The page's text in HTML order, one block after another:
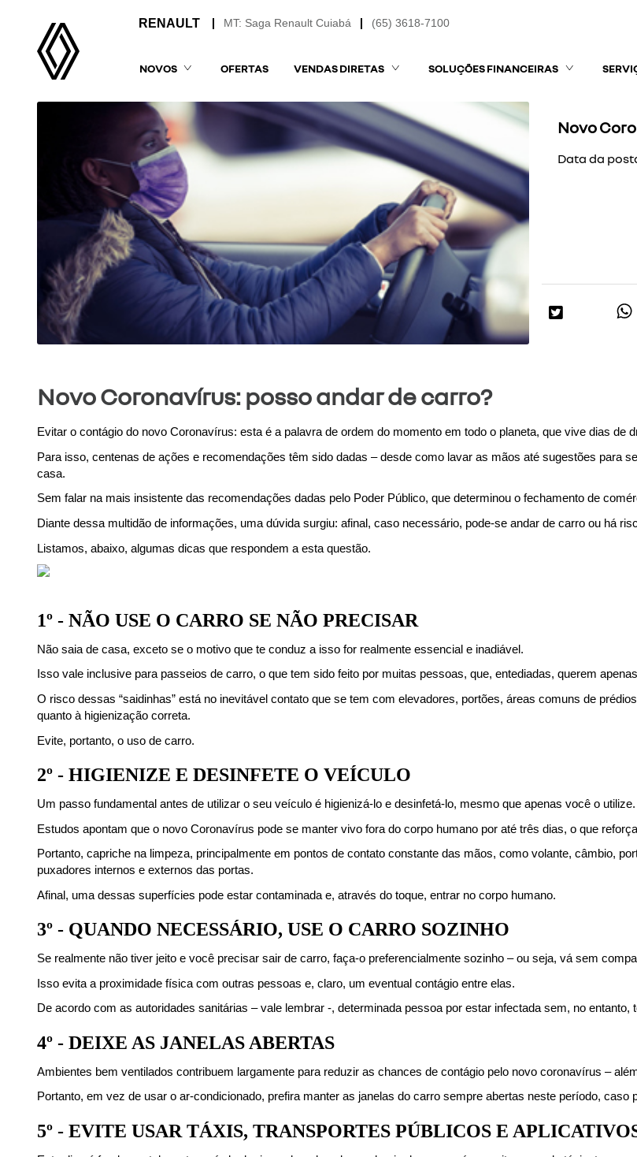
(65) 3618-7100
MT: Saga Renault Cuiabá
NOVOS OFERTAS VENDAS DIRETAS SOLUÇÕES FINANCEIRAS
Novo
Data da
Novo Coronavírus: posso andar de carro?
Evitar o contágio do novo Coronavírus: esta é a palavra de ordem do momento em todo o planeta, que vive dias de
Para isso, centenas de ações e recomendações têm sido dadas – desde como lavar as mãos até sugestões para
casa.
Sem falar na mais insistente das recomendações dadas pelo Poder Público, que determinou o fechamento de
Diante dessa multidão de informações, uma dúvida surgiu: afinal, caso necessário, pode-se andar de carro ou há
Listamos, abaixo, algumas dicas que respondem a esta questão.
1º - NÃO USE O CARRO SE NÃO PRECISAR
Não saia de casa, exceto se o motivo que te conduz a isso for realmente essencial e inadiável.
Isso vale inclusive para passeios de carro, o que tem sido feito por muitas pessoas, que, entediadas, querem
O risco dessas “saidinhas” está no inevitável contato que se tem com elevadores, portões, áreas comuns de
quanto à higienização correta.
Evite, portanto, o uso de carro.
2º - HIGIENIZE E DESINFETE O VEÍCULO
Um passo fundamental antes de utilizar o seu veículo é higienizá-lo e desinfetá-lo, mesmo que apenas você o utilize.
Estudos apontam que o novo Coronavírus pode se manter vivo fora do corpo humano por até três dias, o que
Portanto, capriche na limpeza, principalmente em pontos de contato constante das mãos, como volante, câmbio,
puxadores internos e externos das portas.
Afinal, uma dessas superfícies pode estar contaminada e, através do toque, entrar no corpo humano.
3º - QUANDO NECESSÁRIO, USE O CARRO SOZINHO
Se realmente não tiver jeito e você precisar sair de carro, faça-o preferencialmente sozinho – ou seja, vá sem
Isso evita a proximidade física com outras pessoas e, claro, um eventual contágio entre elas.
De acordo com as autoridades sanitárias – vale lembrar -, determinada pessoa por estar infectada sem, no entanto,
4º - DEIXE AS JANELAS ABERTAS
Ambientes bem ventilados contribuem largamente para reduzir as chances de contágio pelo novo coronavírus –
Portanto, em vez de usar o ar-condicionado, prefira manter as janelas do carro sempre abertas neste período, caso
5º - EVITE USAR TÁXIS, TRANSPORTES PÚBLICOS E